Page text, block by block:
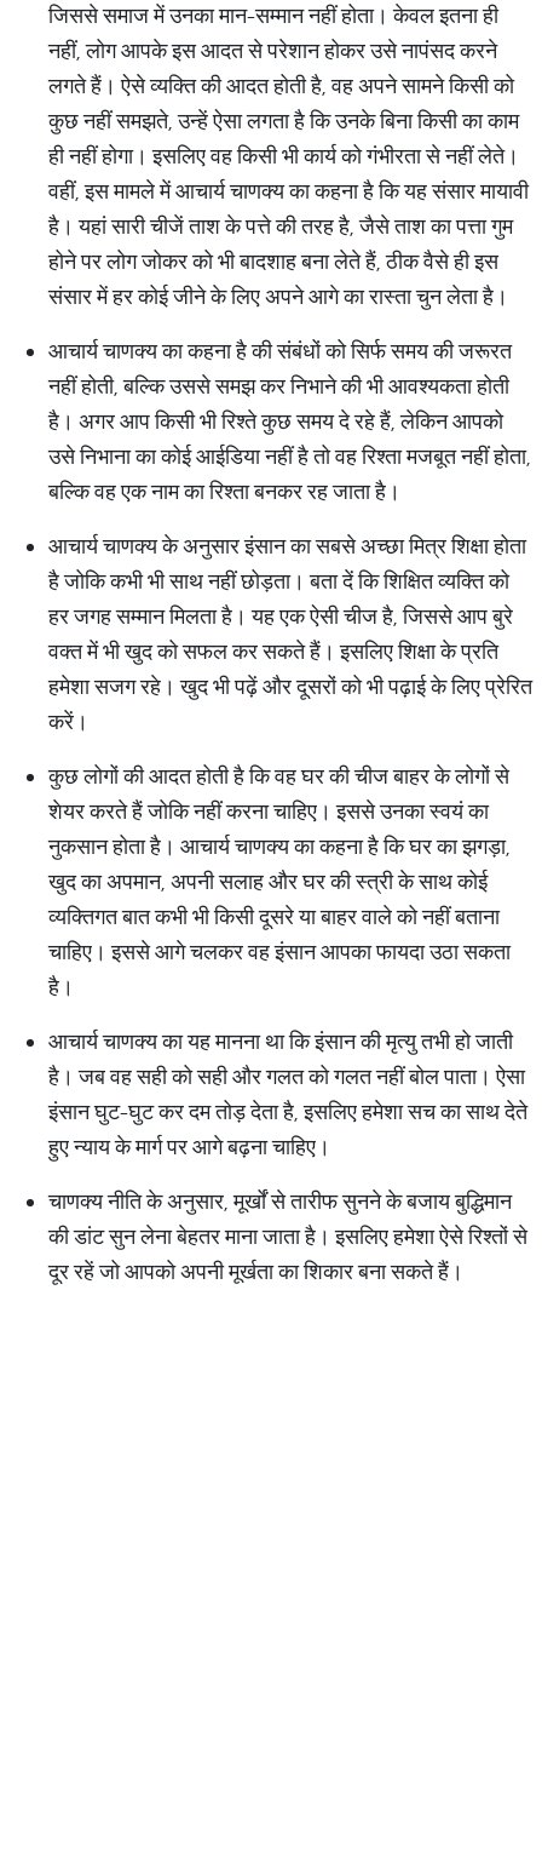
जिससे समाज में उनका मान-सम्मान नहीं होता। केवल इतना ही
नहीं, लोग आपके इस आदत से परेशान होकर उसे नापंसद करने
लगते हैं। ऐसे व्यक्ति की आदत होती है, वह अपने सामने किसी को
कुछ नहीं समझते, उन्हें ऐसा लगता है कि उनके बिना किसी का काम
ही नहीं होगा। इसलिए वह किसी भी कार्य को गंभीरता से नहीं लेते।
वहीं, इस मामले में आचार्य चाणक्य का कहना है कि यह संसार मायावी
है। यहां सारी चीजें ताश के पत्ते की तरह है, जैसे ताश का पत्ता गुम
होने पर लोग जोकर को भी बादशाह बना लेते हैं, ठीक वैसे ही इस
संसार में हर कोई जीने के लिए अपने आगे का रास्ता चुन लेता है।
आचार्य चाणक्य का कहना है की संबंधों को सिर्फ समय की जरूरत
नहीं होती, बल्कि उससे समझ कर निभाने की भी आवश्यकता होती
है। अगर आप किसी भी रिश्ते कुछ समय दे रहे हैं, लेकिन आपको
उसे निभाना का कोई आईडिया नहीं है तो वह रिश्ता मजबूत नहीं होता,
बल्कि वह एक नाम का रिश्ता बनकर रह जाता है।
आचार्य चाणक्य के अनुसार इंसान का सबसे अच्छा मित्र शिक्षा होता
है जोकि कभी भी साथ नहीं छोड़ता। बता दें कि शिक्षित व्यक्ति को
हर जगह सम्मान मिलता है। यह एक ऐसी चीज है, जिससे आप बुरे
वक्त में भी खुद को सफल कर सकते हैं। इसलिए शिक्षा के प्रति
हमेशा सजग रहे। खुद भी पढ़ें और दूसरों को भी पढ़ाई के लिए प्रेरित
करें।
कुछ लोगों की आदत होती है कि वह घर की चीज बाहर के लोगों से
शेयर करते हैं जोकि नहीं करना चाहिए। इससे उनका स्वयं का
नुकसान होता है। आचार्य चाणक्य का कहना है कि घर का झगड़ा,
खुद का अपमान, अपनी सलाह और घर की स्त्री के साथ कोई
व्यक्तिगत बात कभी भी किसी दूसरे या बाहर वाले को नहीं बताना
चाहिए। इससे आगे चलकर वह इंसान आपका फायदा उठा सकता
है।
आचार्य चाणक्य का यह मानना था कि इंसान की मृत्यु तभी हो जाती
है। जब वह सही को सही और गलत को गलत नहीं बोल पाता। ऐसा
इंसान घुट-घुट कर दम तोड़ देता है, इसलिए हमेशा सच का साथ देते
हुए न्याय के मार्ग पर आगे बढ़ना चाहिए।
चाणक्य नीति के अनुसार, मूर्खों से तारीफ सुनने के बजाय बुद्धिमान
की डांट सुन लेना बेहतर माना जाता है। इसलिए हमेशा ऐसे रिश्तों से
दूर रहें जो आपको अपनी मूर्खता का शिकार बना सकते हैं।